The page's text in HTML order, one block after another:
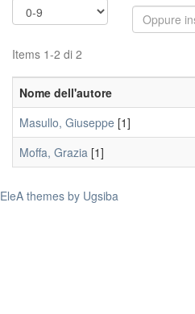
Items 1-2 di 2
Nome dell'autore
Masullo, Giuseppe [1]
Moffa, Grazia [1]
EleA themes by Ugsiba